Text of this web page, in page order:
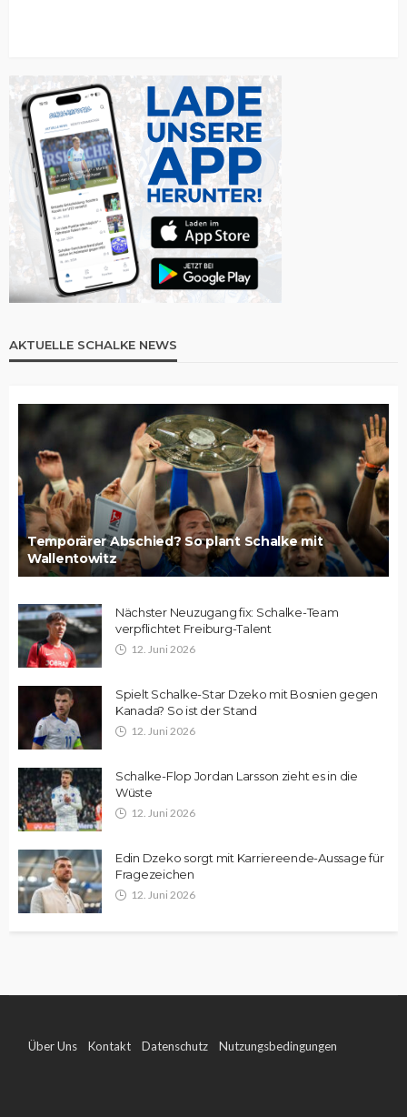
AKTUELLE SCHALKE NEWS
Temporärer Abschied? So plant Schalke mit
Wallentowitz
Nächster Neuzugang fix: Schalke-Team
verpflichtet Freiburg-Talent
12. Juni 2026
Spielt Schalke-Star Dzeko mit Bosnien gegen
Kanada? So ist der Stand
12. Juni 2026
Schalke-Flop Jordan Larsson zieht es in die
Wüste
12. Juni 2026
Edin Dzeko sorgt mit Karriereende-Aussage für
Fragezeichen
12. Juni 2026
Über Uns Kontakt Datenschutz Nutzungsbedingungen